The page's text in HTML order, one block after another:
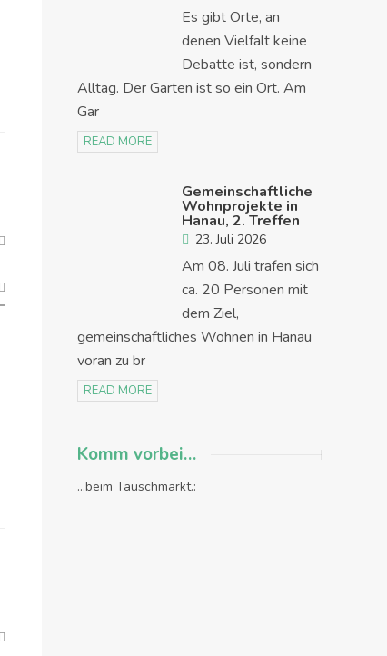
Es gibt Orte, an
denen Vielfalt keine
Debatte ist, sondern
Alltag. Der Garten ist so ein Ort. Am
Gar
READ MORE
Gemeinschaftliche
Wohnprojekte in
Hanau, 2. Treffen
23. Juli 2026
Am 08. Juli trafen sich
ca. 20 Personen mit
dem Ziel,
gemeinschaftliches Wohnen in Hanau
voran zu br
READ MORE
Komm vorbei…
...beim Tauschmarkt.: